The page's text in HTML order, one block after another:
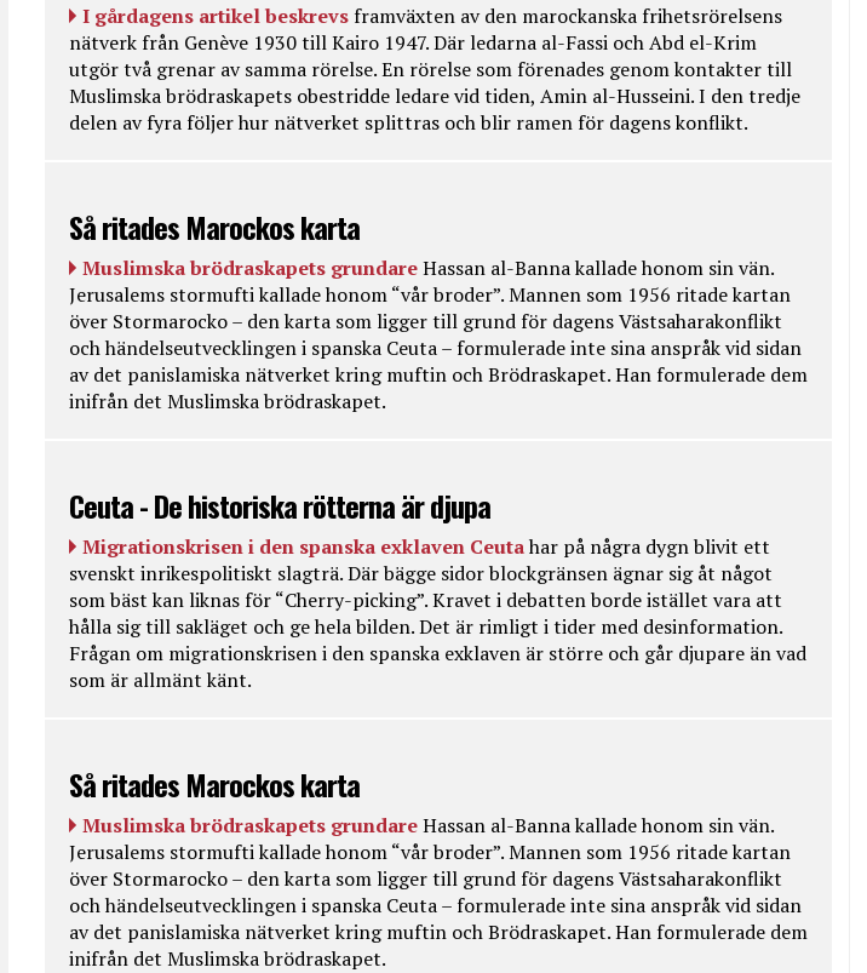
I gårdagens artikel beskrevs framväxten av den marockanska frihetsrörelsens
nätverk från Genève 1930 till Kairo 1947. Där ledarna al-Fassi och Abd el-Krim
utgör två grenar av samma rörelse. En rörelse som förenades genom kontakter till
Muslimska brödraskapets obestridde ledare vid tiden, Amin al-Husseini. I den tredje
delen av fyra följer hur nätverket splittras och blir ramen för dagens konflikt.
Så ritades Marockos karta
Muslimska brödraskapets grundareHassan al-Banna kallade honom sin vän.
Jerusalems stormufti kallade honom “vår broder”. Mannen som 1956 ritade kartan
över Stormarocko – den karta som ligger till grund för dagens Västsaharakonflikt
och händelseutvecklingen i spanska Ceuta – formulerade inte sina anspråk vid sidan
av det panislamiska nätverket kring muftin och Brödraskapet. Han formulerade dem
inifrån det Muslimska brödraskapet.
Ceuta - De historiska rötterna är djupa
Migrationskrisen i den spanska exklaven Ceutahar på några dygn blivit ett
svenskt inrikespolitiskt slagträ. Där bägge sidor blockgränsen ägnar sig åt något
som bäst kan liknas för “Cherry-picking”. Kravet i debatten borde istället vara att
hålla sig till sakläget och ge hela bilden. Det är rimligt i tider med desinformation.
Frågan om migrationskrisen i den spanska exklaven är större och går djupare än vad
som är allmänt känt.
Så ritades Marockos karta
Muslimska brödraskapets grundareHassan al-Banna kallade honom sin vän.
Jerusalems stormufti kallade honom “vår broder”. Mannen som 1956 ritade kartan
över Stormarocko – den karta som ligger till grund för dagens Västsaharakonflikt
och händelseutvecklingen i spanska Ceuta – formulerade inte sina anspråk vid sidan
av det panislamiska nätverket kring muftin och Brödraskapet. Han formulerade dem
inifrån det Muslimska brödraskapet.